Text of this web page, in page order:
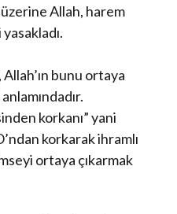
Allah, harem
bunu ortaya
korkanı” yani
korkarak ihramlı
ortaya çıkarmak